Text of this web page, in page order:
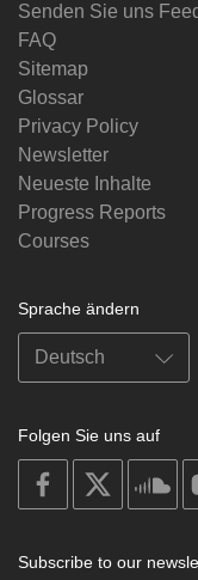
Senden Sie uns
FAQ
Sitemap
Glossar
Privacy Policy
Newsletter
Neueste Inhalte
Progress Reports
Courses
Sprache ändern
Folgen Sie uns auf
on
facebook
Subscribe to our